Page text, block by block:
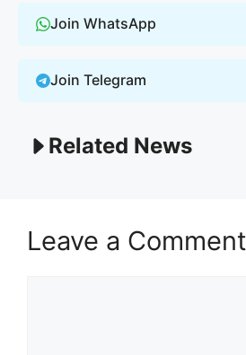
Join WhatsApp
Join Telegram
Related News
Leave a Comment